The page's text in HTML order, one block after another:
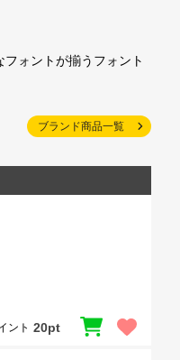
ォントが揃うフォント
ブランド商品一覧
ント 20pt